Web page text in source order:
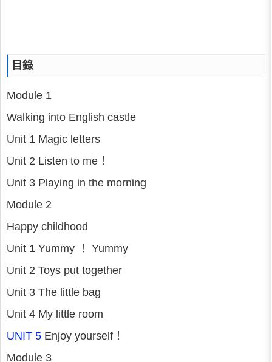
目錄
Module 1
Walking into English castle
Unit 1 Magic letters
Unit 2 Listen to me！
Unit 3 Playing in the morning
Module 2
Happy childhood
Unit 1 Yummy ！ Yummy
Unit 2 Toys put together
Unit 3 The little bag
Unit 4 My little room
UNIT 5 Enjoy yourself！
Module 3